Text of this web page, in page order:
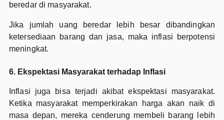
beredar di masyarakat.
Jika jumlah uang beredar lebih besar dibandingkan
ketersediaan barang dan jasa, maka inflasi berpotensi
meningkat.
6. Ekspektasi Masyarakat terhadap Inflasi
Inflasi juga bisa terjadi akibat ekspektasi masyarakat.
Ketika masyarakat memperkirakan harga akan naik di
masa depan, mereka cenderung membeli barang lebih